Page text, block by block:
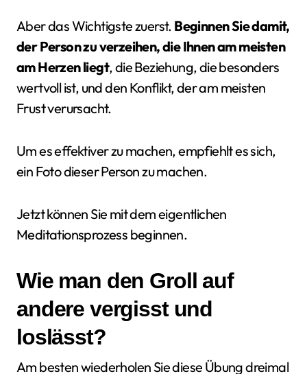
Aber das Wichtigste zuerst. Beginnen Sie damit,
der Person zu verzeihen, die Ihnen am meisten
am Herzen liegt, die Beziehung, die besonders
wertvoll ist, und den Konflikt, der am meisten
Frust verursacht.
Um es effektiver zu machen, empfiehlt es sich,
ein Foto dieser Person zu machen.
Jetzt können Sie mit dem eigentlichen
Meditationsprozess beginnen.
Wie man den Groll auf
andere vergisst und
loslässt?
Am besten wiederholen Sie diese Übung dreimal